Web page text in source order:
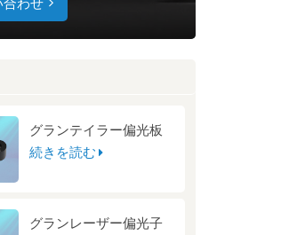
グランテイラー偏光板
続きを読む
グランレーザー偏光子